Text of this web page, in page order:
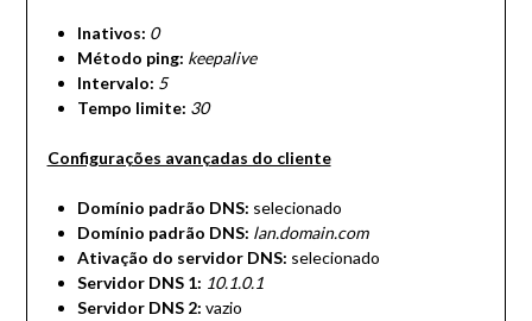
Inativos: 0
Método ping: keepalive
Intervalo: 5
Tempo limite: 30
Configurações avançadas do cliente
Domínio padrão DNS: selecionado
Domínio padrão DNS: lan.domain.com
Ativação do servidor DNS: selecionado
Servidor DNS 1: 10.1.0.1
Servidor DNS 2: vazio